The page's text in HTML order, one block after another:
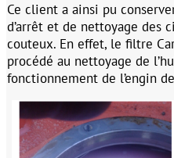
Ce client a ainsi pu
d’arrêt et de nettoyage des
couteux. En effet, le filtre
procédé au nettoyage de
fonctionnement de l’engin de